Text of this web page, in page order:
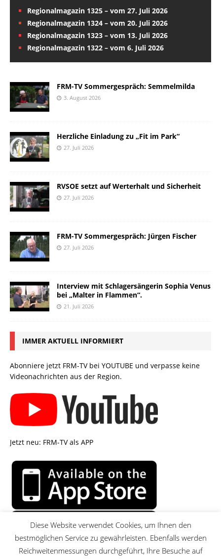
Regionalmagazin 1325 – vom 27. Juli 2026
Regionalmagazin 1324 – vom 20. Juli 2026
Regionalmagazin 1323 – vom 13. Juli 2026
Regionalmagazin 1322 – vom 6. Juli 2026
FRM-TV Sommergespräch: Semmelmilda
3. August 2026
Herzliche Einladung zu „Fit im Park“
27. Juli 2026
RVSOE setzt auf Werterhalt und Sicherheit
27. Juli 2026
FRM-TV Sommergespräch: Jürgen Fischer
27. Juli 2026
Interview mit Schlagersängerin Sophia Venus
bei „Malter in Flammen“.
21. Juli 2026
IMMER AKTUELL INFORMIERT
Abonniere jetzt FRM-TV bei YOUTUBE und verpasse keine
Videonachrichten aus der Region.
Jetzt neu: FRM-TV als APP
Diese Website verwendet Cookies, um Ihnen den
bestmöglichen Service zu gewährleisten. Ebenfalls werden
Reichweitenmessungen durchgeführt, Ihre Besuche auf